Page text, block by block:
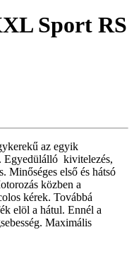
Sport RS
az egyik
Egyedülálló kivitelezés,
Minőséges első és hátsó
közben a
kérek. Továbbá
elöl a hátul. Ennél a
Maximális